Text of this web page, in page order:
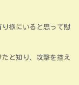
様にいると思って慰
と知り、攻撃を控え